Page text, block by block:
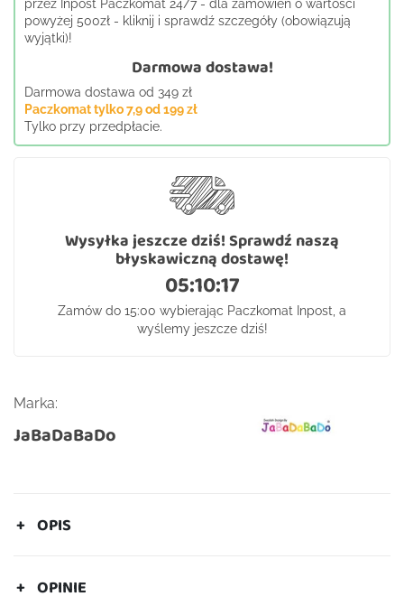
przez Inpost Paczkomat 24/7 - dla zamówień o wartości
powyżej 500zł - kliknij i sprawdź szczegóły (obowiązują
wyjątki)!
Darmowa dostawa!
Darmowa dostawa od 349 zł
Paczkomat tylko 7,9 od 199 zł
Tylko przy przedpłacie.
Wysyłka jeszcze dziś! Sprawdź naszą
błyskawiczną dostawę!
05:10:17
Zamów do 15:00 wybierając Paczkomat Inpost, a
wyślemy jeszcze dziś!
Marka:
JaBaDaBaDo
OPIS
OPINIE